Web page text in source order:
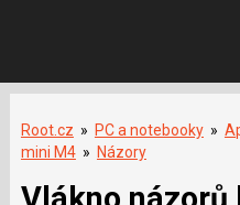
Root.cz » PC a notebooky »
mini M4 » Názory